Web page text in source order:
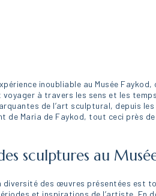
inoubliable au Musée
à travers les sens et les
de l’art sculptural, depuis les
de Maria de Faykod, tout ceci près
sculptures au
diversité des œuvres présentées est